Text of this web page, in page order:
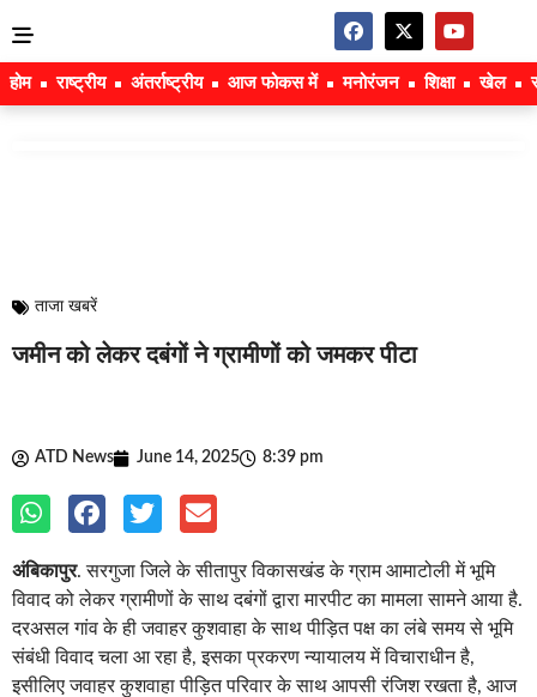
होम राष्ट्रीय अंतर्राष्ट्रीय आज फोकस में मनोरंजन शिक्षा खेल
ताजा खबरें
जमीन को लेकर दबंगों ने ग्रामीणों को जमकर पीटा
ATD News June 14, 2025 8:39 pm
अंबिकापुर. सरगुजा जिले के सीतापुर विकासखंड के ग्राम आमाटोली में भूमि
विवाद को लेकर ग्रामीणों के साथ दबंगों द्वारा मारपीट का मामला सामने आया है.
दरअसल गांव के ही जवाहर कुशवाहा के साथ पीड़ित पक्ष का लंबे समय से भूमि
संबंधी विवाद चला आ रहा है, इसका प्रकरण न्यायालय में विचाराधीन है,
इसीलिए जवाहर कुशवाहा पीड़ित परिवार के साथ आपसी रंजिश रखता है, आज